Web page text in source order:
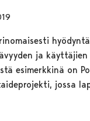
ja käyttäjien
esimerkkinä on
jossa